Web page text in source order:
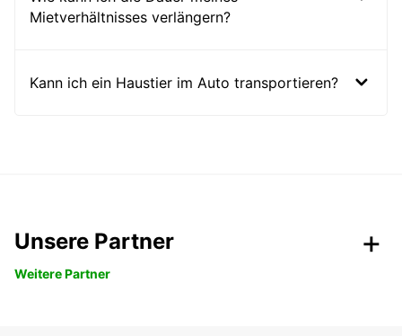
Mietverhältnisses verlängern?
Kann ich ein Haustier im Auto transportieren?
Unsere Partner
Weitere Partner